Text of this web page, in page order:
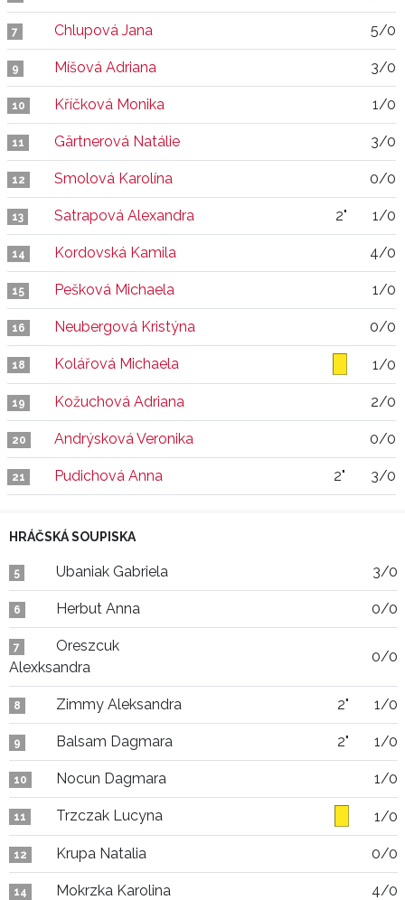
7 Chlupová Jana 5/0
9 Míšová Adriana 3/0
10 Kříčková Monika 1/0
11 Gärtnerová Natálie 3/0
12 Smolová Karolína 0/0
13 Satrapová Alexandra 2" 1/0
14 Kordovská Kamila 4/0
15 Pešková Michaela 1/0
16 Neubergová Kristýna 0/0
18 Kolářová Michaela 1/0
19 Kožuchová Adriana 2/0
20 Andrýsková Veronika 0/0
21 Pudichová Anna 2" 3/0
HRÁČSKÁ SOUPISKA
5 Ubaniak Gabriela 3/0
6 Herbut Anna 0/0
7
Oreszcuk
Alexksandra
0/0
8 Zimmy Aleksandra 2" 1/0
9 Balsam Dagmara 2" 1/0
10 Nocun Dagmara 1/0
11 Trzczak Lucyna 1/0
12 Krupa Natalia 0/0
14 Mokrzka Karolina 4/0